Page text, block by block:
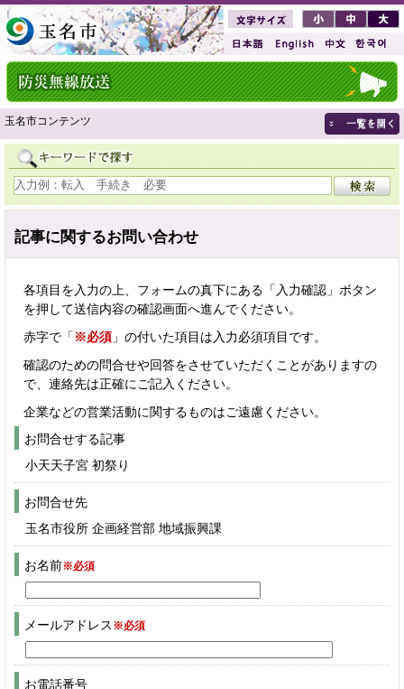
玉名市コンテンツ
記事に関するお問い合わせ
各項目を入力の上、フォームの真下にある「入力確認」ボタン
を押して送信内容の確認画面へ進んでください。
赤字で「 ※必須 」の付いた項目は入力必須項目です。
確認のための問合せや回答をさせていただくことがありますの
で、連絡先は正確にご記入ください。
企業などの営業活動に関するものはご遠慮ください。
お問合せする記事
小天天子宮 初祭り
お問合せ先
玉名市役所 企画経営部 地域振興課
お名前※必須
メールアドレス ※必須
お電話番号